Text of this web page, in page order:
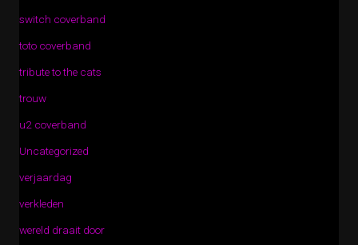
switch coverband
toto coverband
tribute to the cats
trouw
u2 coverband
Uncategorized
verjaardag
verkleden
wereld draait door